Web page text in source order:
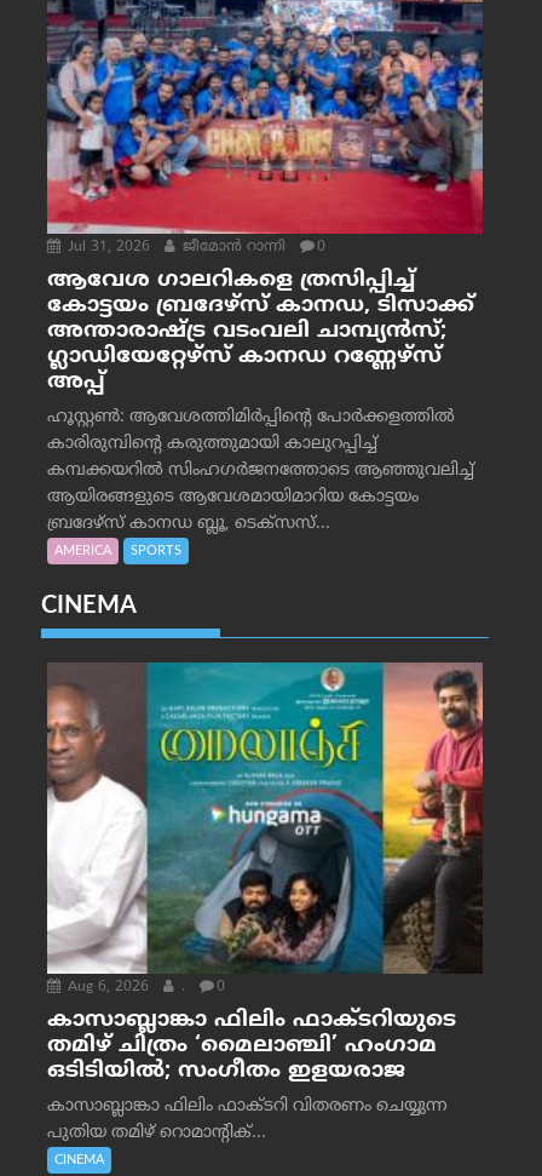
Jul 31, 2026 ജീമോന്‍ റാന്നി 0
ആവേശ ഗാലറികളെ ത്രസിപ്പിച്ച്
കോട്ടയം ബ്രദേഴ്‌സ് കാനഡ, ടിസാക്ക്
അന്താരാഷ്ട്ര വടംവലി ചാമ്പ്യന്‍സ്;
ഗ്ലാഡിയേറ്റേഴ്‌സ് കാനഡ റണ്ണേഴ്‌സ്
അപ്പ്
ഹൂസ്റ്റണ്‍: ആവേശത്തിമിര്‍പ്പിന്റെ പോര്‍ക്കളത്തില്‍
കാരിരുമ്പിന്റെ കരുത്തുമായി കാലുറപ്പിച്ച്
കമ്പക്കയറില്‍ സിംഹഗര്‍ജനത്തോടെ ആഞ്ഞുവലിച്ച്
ആയിരങ്ങളുടെ ആവേശമായിമാറിയ കോട്ടയം
ബ്രദേഴ്‌സ് കാനഡ ബ്ലൂ, ടെക്‌സസ്...
AMERICA SPORTS
CINEMA
Aug 6, 2026 . 0
കാസാബ്ലാങ്കാ ഫിലിം ഫാക്ടറിയുടെ
തമിഴ് ചിത്രം ‘മൈലാഞ്ചി’ ഹംഗാമ
ഒടിടിയിൽ; സംഗീതം ഇളയരാജ
കാസാബ്ലാങ്കാ ഫിലിം ഫാക്ടറി വിതരണം ചെയ്യുന്ന
പുതിയ തമിഴ് റൊമാന്റിക്...
CINEMA